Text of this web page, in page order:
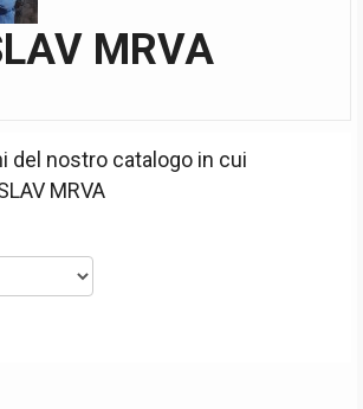
MRVA
del nostro catalogo in cui
MRVA